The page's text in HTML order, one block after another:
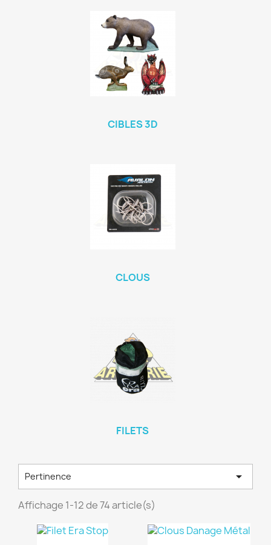
CIBLES 3D
CLOUS
FILETS
Pertinence 
Affichage 1-12 de 74 article(s)